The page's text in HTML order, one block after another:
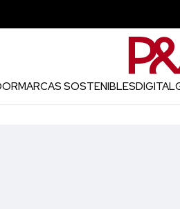
MARCAS SOSTENIBLESDIGITAL